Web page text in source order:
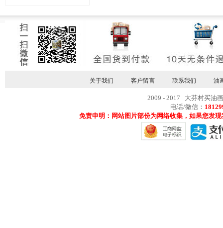
关于我们 客户留言 联系我们 油
2009 - 2017 大芬村买油
电话/微信：
免责申明：网站图片部份为网络收集，如果您发